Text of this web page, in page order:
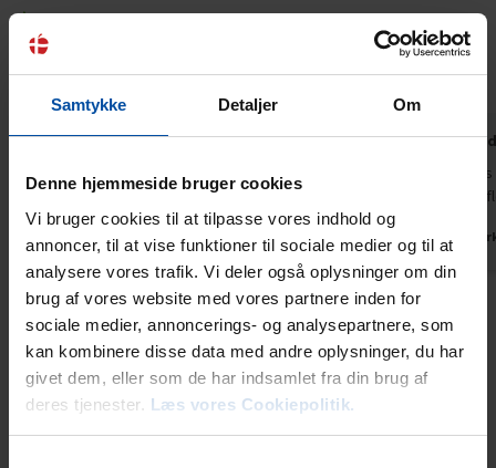
Samtykke Detaljer Om
Denne hjemmeside bruger cookies
Vi bruger cookies til at tilpasse vores indhold og
annoncer, til at vise funktioner til sociale medier og til at
analysere vores trafik. Vi deler også oplysninger om din
brug af vores website med vores partnere inden for
sociale medier, annoncerings- og analysepartnere, som
kan kombinere disse data med andre oplysninger, du har
givet dem, eller som de har indsamlet fra din brug af
deres tjenester. Læs vores Cookiepolitik.
4,4 • 10 Bedømmelser
Hus
4,2
4,2
4,7
Gæst fra Danmark
maj 2026
Dejligt stort hus, god plads til mange.
Danmark
Hanne Roed
Et ældre
renovering
Lejeinformation
Bureau